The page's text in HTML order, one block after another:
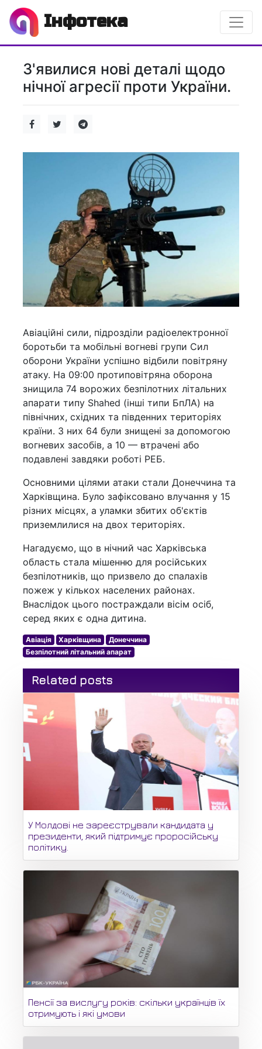
Інфотека
З'явилися нові деталі щодо
нічної агресії проти України.
Авіаційні сили, підрозділи радіоелектронної
боротьби та мобільні вогневі групи Сил
оборони України успішно відбили повітряну
атаку. На 09:00 протиповітряна оборона
знищила 74 ворожих безпілотних літальних
апарати типу Shahed (інші типи БпЛА) на
північних, східних та південних територіях
країни. З них 64 були знищені за допомогою
вогневих засобів, а 10 — втрачені або
подавлені завдяки роботі РЕБ.
Основними цілями атаки стали Донеччина та
Харківщина. Було зафіксовано влучання у 15
різних місцях, а уламки збитих об'єктів
приземлилися на двох територіях.
Нагадуємо, що в нічний час Харківська
область стала мішенню для російських
безпілотників, що призвело до спалахів
пожеж у кількох населених районах.
Внаслідок цього постраждали вісім осіб,
серед яких є одна дитина.
Авіація Харківщина
Донеччина
Безпілотний літальний апарат
Related posts
У Молдові не зареєстрували кандидата у
президенти, який підтримує проросійську
політику.
Пенсії за вислугу років: скільки українців їх
отримують і які умови